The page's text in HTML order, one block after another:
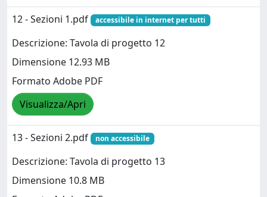
12 - Sezioni 1.pdf accessibile in internet per tutti
Descrizione: Tavola di progetto 12
Dimensione 12.93 MB
Formato Adobe PDF
Visualizza/Apri
13 - Sezioni 2.pdf non accessibile
Descrizione: Tavola di progetto 13
Dimensione 10.8 MB